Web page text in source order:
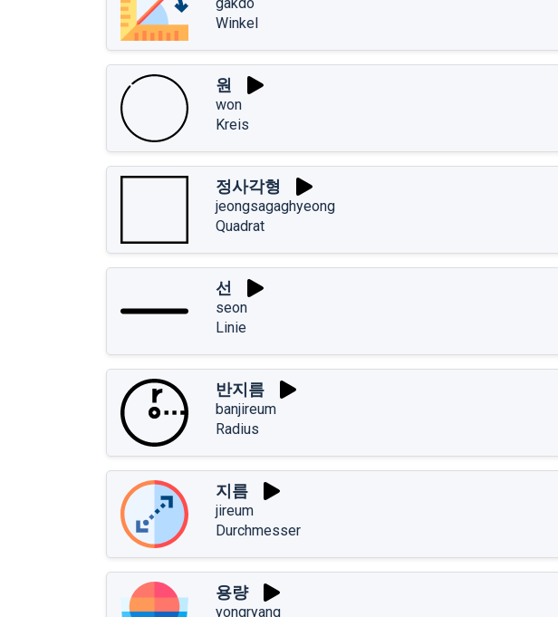
Winkel
원
won
Kreis
정사각형
jeongsagaghyeong
Quadrat
선
seon
Linie
반지름
banjireum
Radius
지름
jireum
Durchmesser
용량
yongryang